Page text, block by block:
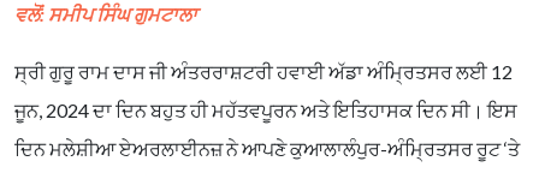
ਵਲੋਂ: ਸਮੀਪ ਸਿੰਘ ਗੁਮਟਾਲਾ
ਸ੍ਰੀ ਗੁਰੂ ਰਾਮ ਦਾਸ ਜੀ ਅੰਤਰਰਾਸ਼ਟਰੀ ਹਵਾਈ ਅੱਡਾ ਅੰਮ੍ਰਿਤਸਰ ਲਈ 12
ਜੂਨ, 2024 ਦਾ ਦਿਨ ਬਹੁਤ ਹੀ ਮਹੱਤਵਪੂਰਨ ਅਤੇ ਇਤਿਹਾਸਕ ਦਿਨ ਸੀ। ਇਸ
ਦਿਨ ਮਲੇਸ਼ੀਆ ਏਅਰਲਾਈਨਜ਼ ਨੇ ਆਪਣੇ ਕੁਆਲਾਲੰਪੁਰ-ਅੰਮ੍ਰਿਤਸਰ ਰੂਟ ‘ਤੇ